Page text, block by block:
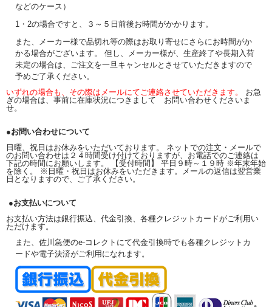
などのケース）
1・2の場合ですと、３～５日前後お時間がかかります。
また、メーカー様で品切れ等の際はお取り寄せにさらにお時間がか
かる場合がございます。 但し、メーカー様が、生産終了や長期入荷
未定の場合は、ご注文を一旦キャンセルとさせていただきますので
予めご了承ください。
いずれの場合も、その際はメールにてご連絡させていただきます。 お急
ぎの場合は、事前に在庫状況につきまして お問い合わせくださいま
せ。
●お問い合わせについて
日曜、祝日はお休みをいただいております。 ネットでの注文・メールで
のお問い合わせは２４時間受け付けておりますが、お電話でのご連絡は
下記の時間にお願いします。 【受付時間】 平日９時～１９時 ※年末年始
を除く。 ※日曜・祝日はお休みをいただきます。メールの返信は翌営業
日となりますので、ご了承ください。
●お支払いについて
お支払い方法は銀行振込、代金引換、各種クレジットカードがご利用い
ただけます。
また、佐川急便のe-コレクトにて代金引換時でも各種クレジットカ
ードや電子決済がご利用になれます。